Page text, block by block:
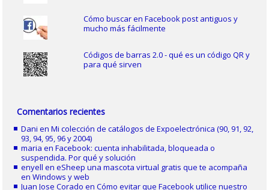
Cómo buscar en Facebook post antiguos y
mucho más fácilmente
Códigos de barras 2.0 - qué es un código QR y
para qué sirven
Comentarios recientes
Dani enMi colección de catálogos de Expoelectrónica (90, 91, 92,
93, 94, 95, 96 y 2004)
maria enFacebook: cuenta inhabilitada, bloqueada o
suspendida. Por qué y solución
enyell eneSheep una mascota virtual gratis que te acompaña
en Windows y web
Juan Jose Corado enCómo evitar que Facebook utilice nuestro